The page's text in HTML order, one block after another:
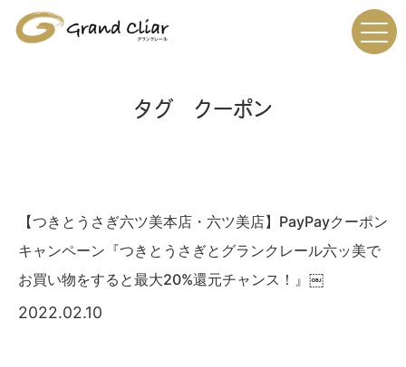
タグ クーポン
【つきとうさぎ六ツ美本店・六ツ美店】PayPayクーポン
キャンペーン『つきとうさぎとグランクレール六ッ美で
お買い物をすると最大20%還元チャンス！』￼
2022.02.10